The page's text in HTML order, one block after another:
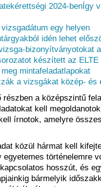
2024-benÍgy
egy helyen
idén lehet
bizonyítványotokat
készített az ELTE
mintafeladatlapokat
a vizsgákat közép- és
a középszintű
kell
írnotok, amelyre
közül hármat kell
egyetemes történelemre
hosszút, és
bármelyik